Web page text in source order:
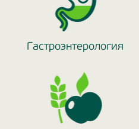
Гастроэнтерология